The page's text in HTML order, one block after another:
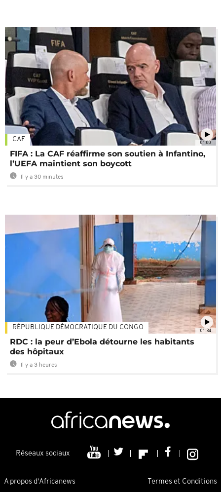
01:00
CAF
FIFA : La CAF réaffirme son soutien à Infantino,
l’UEFA maintient son boycott
Il y a 30 minutes
01:34
RÉPUBLIQUE DÉMOCRATIQUE DU CONGO
RDC : la peur d’Ebola détourne les habitants
des hôpitaux
Il y a 3 heures
Réseaux sociaux
A propos d'Africanews Termes et Conditions